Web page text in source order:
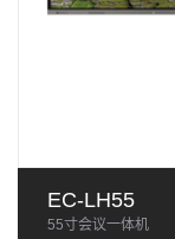
EC-LH55
55寸会议一体机